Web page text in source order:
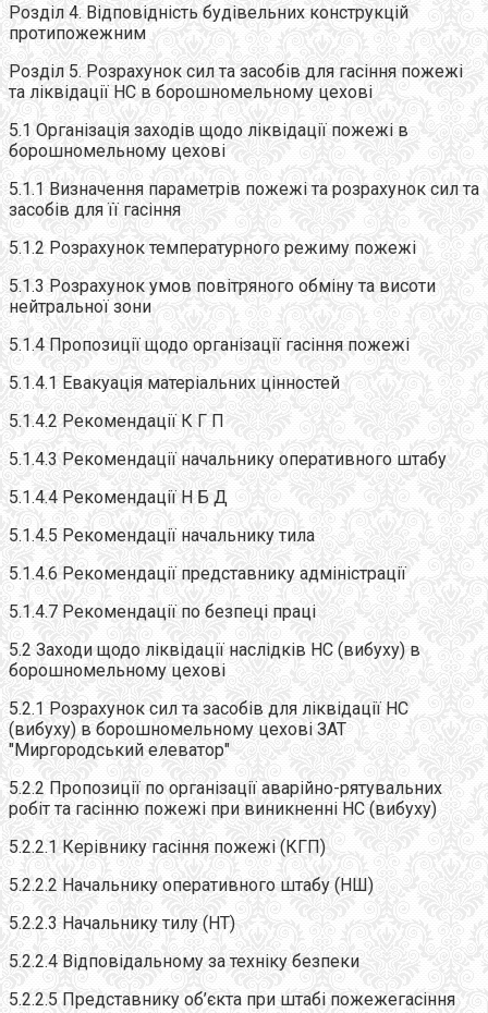
Розділ 4. Відповідність будівельних конструкцій
протипожежним
Розділ 5. Розрахунок сил та засобів для гасіння пожежі
та ліквідації НС в борошномельному цехові
5.1 Організація заходів щодо ліквідації пожежі в
борошномельному цехові
5.1.1 Визначення параметрів пожежі та розрахунок сил та
засобів для її гасіння
5.1.2 Розрахунок температурного режиму пожежі
5.1.3 Розрахунок умов повітряного обміну та висоти
нейтральної зони
5.1.4 Пропозиції щодо організації гасіння пожежі
5.1.4.1 Евакуація матеріальних цінностей
5.1.4.2 Рекомендації К Г П
5.1.4.3 Рекомендації начальнику оперативного штабу
5.1.4.4 Рекомендації Н Б Д
5.1.4.5 Рекомендації начальнику тила
5.1.4.6 Рекомендації представнику адміністрації
5.1.4.7 Рекомендації по безпеці праці
5.2 Заходи щодо ліквідації наслідків НС (вибуху) в
борошномельному цехові
5.2.1 Розрахунок сил та засобів для ліквідації НС
(вибуху) в борошномельному цехові ЗАТ
"Миргородський елеватор"
5.2.2 Пропозиції по організації аварійно-рятувальних
робіт та гасінню пожежі при виникненні НС (вибуху)
5.2.2.1 Керівнику гасіння пожежі (КГП)
5.2.2.2 Начальнику оперативного штабу (НШ)
5.2.2.3 Начальнику тилу (НТ)
5.2.2.4 Відповідальному за техніку безпеки
5.2.2.5 Представнику об’єкта при штабі пожежегасіння